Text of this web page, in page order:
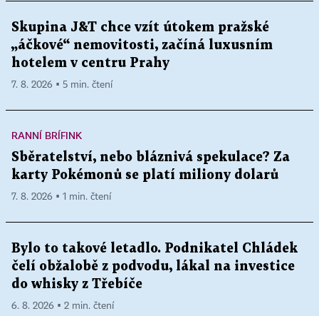
Skupina J&T chce vzít útokem pražské
„áčkové“ nemovitosti, začíná luxusním
hotelem v centru Prahy
7. 8. 2026 ▪ 5 min. čtení
RANNÍ BRÍFINK
Sběratelství, nebo bláznivá spekulace? Za
karty Pokémonů se platí miliony dolarů
7. 8. 2026 ▪ 1 min. čtení
Bylo to takové letadlo. Podnikatel Chládek
čelí obžalobě z podvodu, lákal na investice
do whisky z Třebíče
6. 8. 2026 ▪ 2 min. čtení